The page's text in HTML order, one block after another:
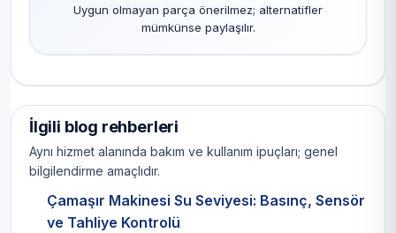
Uygun olmayan parça önerilmez; alternatifler
mümkünse paylaşılır.
İlgili blog rehberleri
Aynı hizmet alanında bakım ve kullanım ipuçları; genel
bilgilendirme amaçlıdır.
Çamaşır Makinesi Su Seviyesi: Basınç, Sensör
ve Tahliye Kontrolü